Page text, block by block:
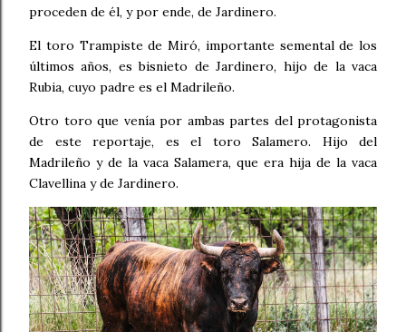
proceden de él, y por ende, de Jardinero.
El toro Trampiste de Miró, importante semental de los
últimos años, es bisnieto de Jardinero, hijo de la vaca
Rubia, cuyo padre es el Madrileño.
Otro toro que venía por ambas partes del protagonista
de este reportaje, es el toro Salamero. Hijo del
Madrileño y de la vaca Salamera, que era hija de la vaca
Clavellina y de Jardinero.